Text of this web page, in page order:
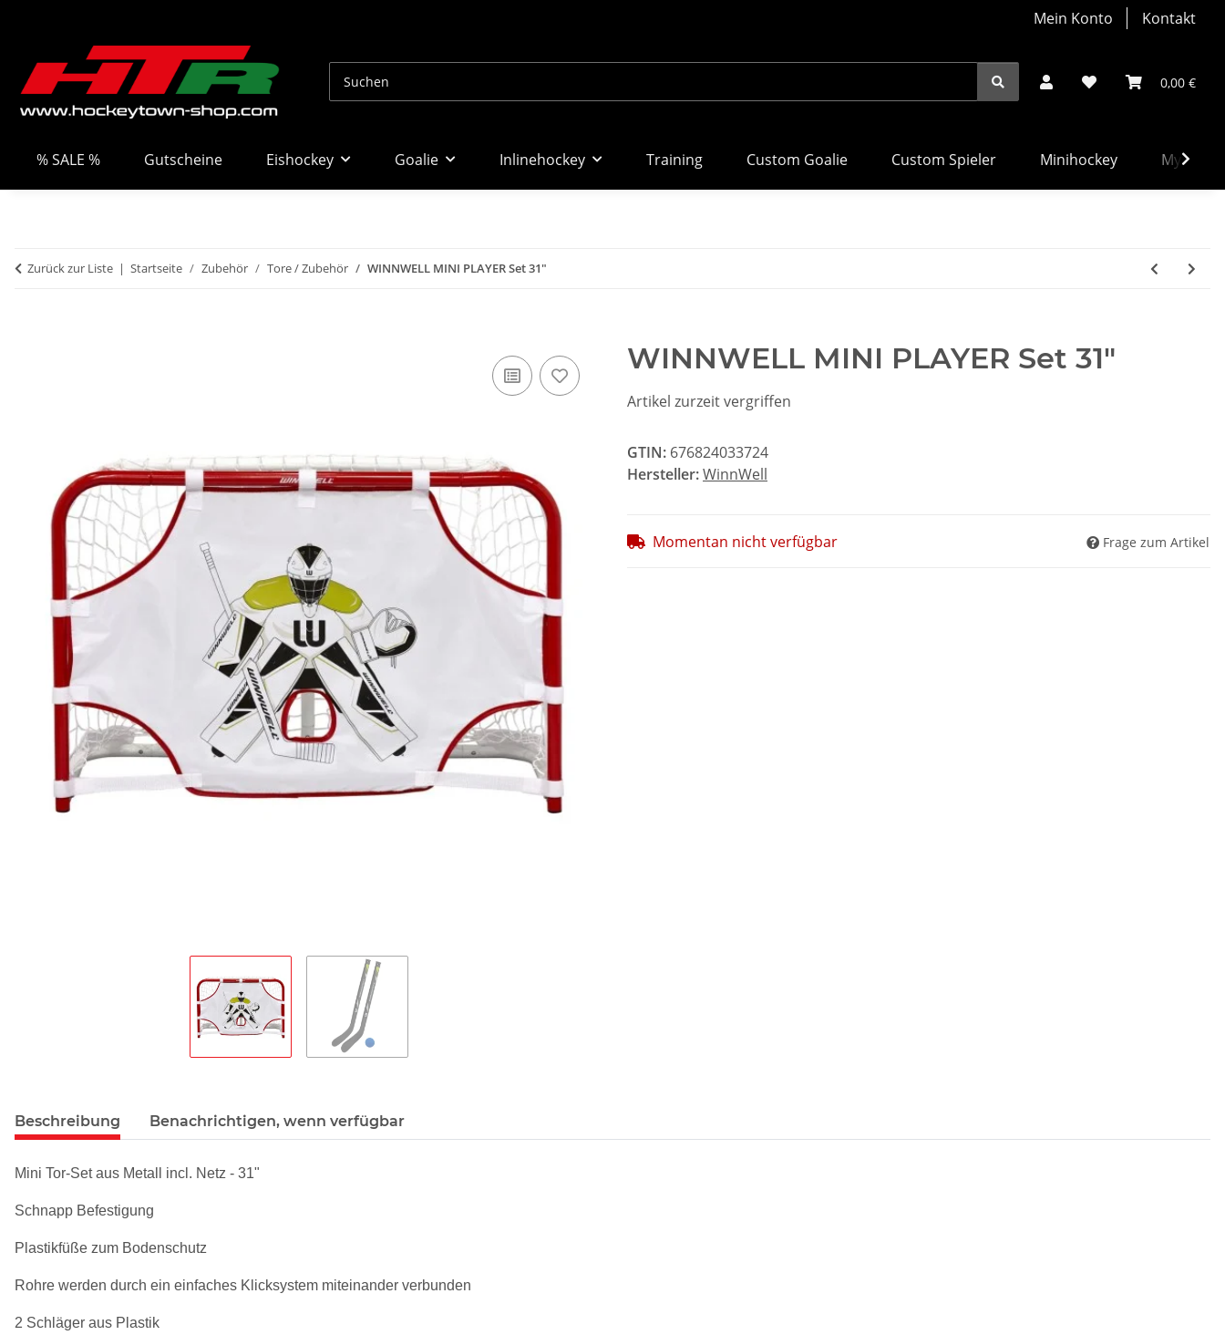
Mein Konto Kontakt
0,00 €
% SALE % Gutscheine Eishockey Goalie Inlinehockey Training Custom Goalie Custom Spieler Minihockey MyBauer
Zurück zur Liste Startseite Zubehör Tore / Zubehör WINNWELL MINI PLAYER Set 31"
WINNWELL MINI PLAYER Set 31"
Artikel zurzeit vergriffen
GTIN: 676824033724
Hersteller:WinnWell
Momentan nicht verfügbar Frage zum Artikel
Beschreibung Benachrichtigen, wenn verfügbar
Mini Tor-Set aus Metall incl. Netz - 31"
Schnapp Befestigung
Plastikfüße zum Bodenschutz
Rohre werden durch ein einfaches Klicksystem miteinander verbunden
2 Schläger aus Plastik